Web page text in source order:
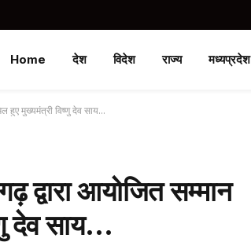
Home देश विदेश राज्य मध्यप्रदेश
हुए मुख्यमंत्री विष्णु देव साय…
द्वारा आयोजित सम्मान
देव साय…